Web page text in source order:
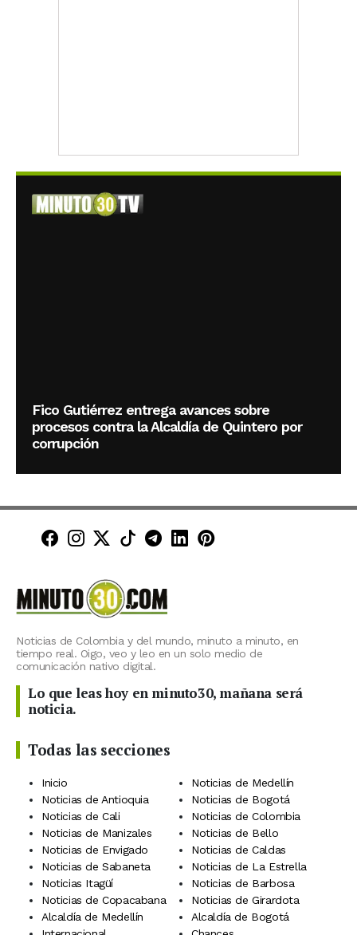
Fico Gutiérrez entrega avances sobre
procesos contra la Alcaldía de Quintero por
corrupción
Minuto30 en Facebook
Minuto30 en Instagram
Minuto30 en X (Twitter)
Minuto30 en TikTok
Canal de Minuto30 en
Minuto30 en LinkedIn
Minuto30 en
Noticias de Colombia y del mundo, minuto a minuto, en
tiempo real. Oigo, veo y leo en un solo medio de
comunicación nativo digital.
Lo que leas hoy en minuto30, mañana será
noticia.
Todas las secciones
Inicio
Noticias de Medellín
Noticias de Antioquia
Noticias de Bogotá
Noticias de Cali
Noticias de Colombia
Noticias de Manizales
Noticias de Bello
Noticias de Envigado
Noticias de Caldas
Noticias de Sabaneta
Noticias de La Estrella
Noticias Itagüí
Noticias de Barbosa
Noticias de Copacabana
Noticias de Girardota
Alcaldía de Medellín
Alcaldía de Bogotá